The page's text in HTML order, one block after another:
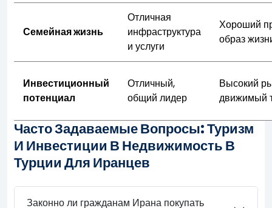
Семейная жизнь
Отличная
инфраструктура
и услуги
Хороший
образ
Инвестиционный
потенциал
Отличный,
общий лидер
Высокий
движимый
Часто Задаваемые Вопросы: Туризм
И Инвестиции В Недвижимость В
Турции Для Иранцев
Законно ли гражданам Ирана покупать